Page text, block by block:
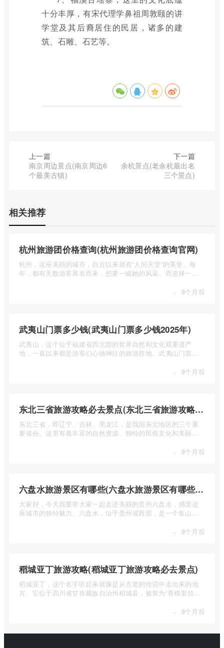
十分丰厚，有宋代理学鼻祖周敦颐的讲
学堂及其后裔居住的民居，诸多的建
筑、石雕、石艺等。
上一篇
南京周边景点(南京周边6
个最美古镇)
下一篇
余杭景点(老余杭最出名
三个景点)
相关推荐
杭州旅游团价格查询(杭州旅游团价格查询官网)
杭州，这座美丽的城市，自古以来就有“人间天堂”的美誉。每
年，都有无数游客慕名而来，想要一睹她的风采。而选择一个
· 8个月前
武夷山门票多少钱(武夷山门票多少钱2025年)
武夷山，这个位于福建省西北部的世界自然和文化双重遗产
地，一直以来都是游客们心驰神往的旅游胜地。武夷山门票多
· 8个月前
东北三省旅游攻略必去景点(东北三省旅游攻略必去景点视频介绍)
东北三省，即辽宁、吉林、黑龙江，是我国东北地区的三个重
要省份。这里有着丰富的自然资源、独特的民俗文化和美丽的
· 8个月前
六盘水旅游景区有哪些(六盘水旅游景区有哪些景点值得去)
大家好，今天我要带大家一起走进美丽的贵州六盘水，感受这
座城市的独特魅力。六盘水，位于贵州省西部，是一个集山水
· 8个月前
稻城亚丁旅游攻略(稻城亚丁旅游攻略必去景点)
稻城亚丁，这个名字听起来就像是从古老的传说中走出来的地
方。它位于四川省甘孜藏族自治州稻城县，被誉为“香格里拉的
· 8个月前